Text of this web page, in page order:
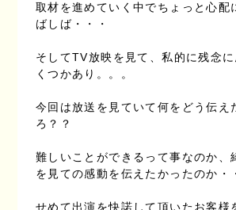
取材を進めていく中でちょっと心配
ばしば・・・
そしてTV放映を見て、私的に残念
くつかあり。。。
今回は放送を見ていて何をどう伝え
ろ？？
難しいことができるって事なのか、
を見ての感動を伝えたかったのか・
せめて出演を快諾して頂いたお客様